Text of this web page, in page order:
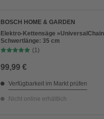
BOSCH HOME & GARDEN
Elektro-Kettensäge »UniversalChain
Schwertlänge: 35 cm
(1)
99,99 €
Verfügbarkeit im Markt prüfen
Nicht online erhältlich